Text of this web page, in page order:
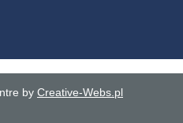
by Creative-Webs.pl